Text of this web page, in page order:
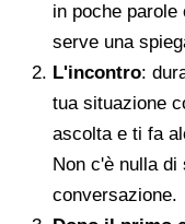
in poche
serve una
L'incontro:
tua situazione
ascolta e ti fa
Non c'è nulla di
conversazione.